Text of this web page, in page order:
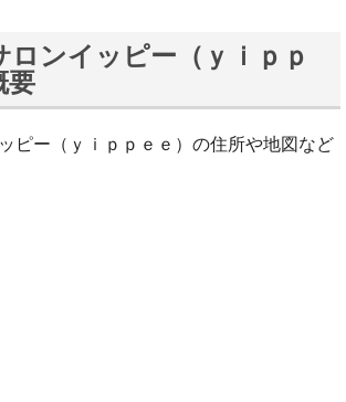
ロンイッピー（ｙｉｐｐ
要
ピー（ｙｉｐｐｅｅ）の住所や地図など